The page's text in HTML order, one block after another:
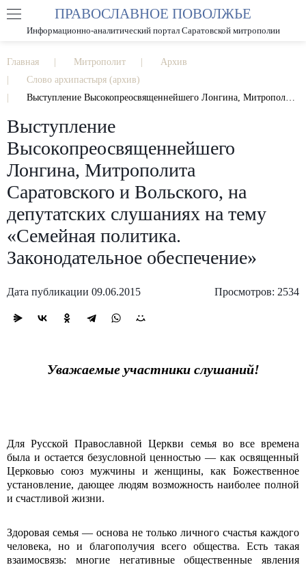
РАЗМЕР ШРИФТА А А
ПРАВОСЛАВНОЕ ПОВОЛЖЬЕ
Информационно-аналитический портал Саратовской митрополии
Главная Митрополит
Архив
Слово архипастыря (архив)
Выступление Высокопреосвященнейшего Лонгина, Митрополита Саратовского и Вольского, на депутатских слушаниях на тему «Семейная политика. Законодательное обеспечение»
Выступление
Высокопреосвященнейшего
Лонгина, Митрополита
Саратовского и Вольского, на
депутатских слушаниях на тему
«Семейная политика.
Законодательное обеспечение»
Дата публикации 09.06.2015 Просмотров: 2534
Уважаемые участники слушаний!
Для Русской Православной Церкви семья во все времена
была и остается безусловной ценностью ― как освященный
Церковью союз мужчины и женщины, как Божественное
установление, дающее людям возможность наиболее полной
и счастливой жизни.
Здоровая семья ― основа не только личного счастья каждого
человека, но и благополучия всего общества. Есть такая
взаимосвязь: многие негативные общественные явления